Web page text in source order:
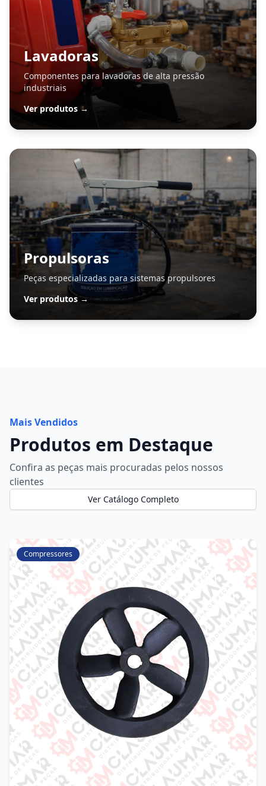
Lavadoras
Componentes para lavadoras de alta pressão
industriais
Ver produtos →
Propulsoras
Peças especializadas para sistemas propulsores
Ver produtos →
Mais Vendidos
Produtos em Destaque
Confira as peças mais procuradas pelos nossos
clientes
Ver Catálogo Completo
Compressores